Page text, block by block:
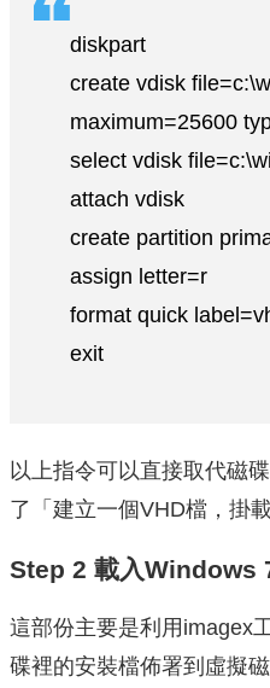
diskpart
create vdisk
maximum=25600
select vdisk
attach vdisk
create partition
assign letter=r
format quick
exit
以上指令可以直接取代磁
了「建立一個VHD檔，掛
Step 2 載入Windows
這部份主要是利用imagex
碟裡的安裝檔佈署到虛擬